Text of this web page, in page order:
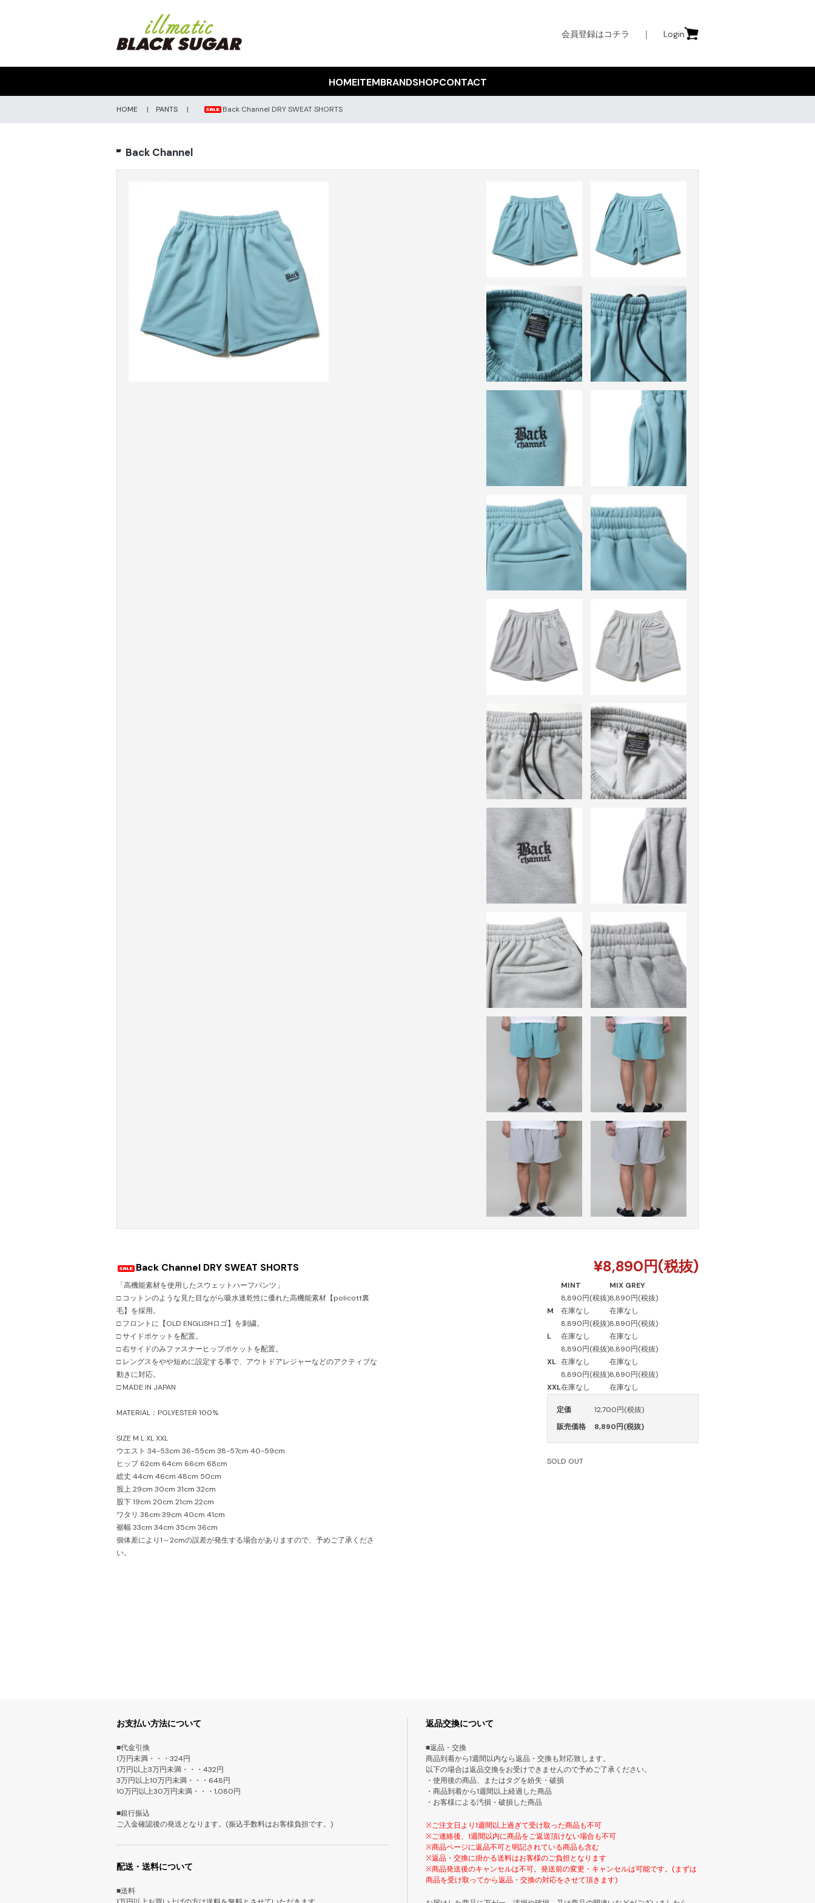
会員登録はコチラ ｜ Login
HOMEITEMBRANDSHOPCONTACT
HOME | PANTS | Back Channel DRY SWEAT SHORTS
Back Channel
Back Channel DRY SWEAT SHORTS ¥8,890円(税抜)
「高機能素材を使用したスウェットハーフパンツ」
□ コットンのような見た目ながら吸水速乾性に優れた高機能素材【policott裏
毛】を採用。
□ フロントに【OLD ENGLISHロゴ】を刺繍。
□ サイドポケットを配置。
□ 右サイドのみファスナーヒップポケットを配置。
□ レングスをやや短めに設定する事で、アウトドアレジャーなどのアクティブな
動きに対応。
□ MADE IN JAPAN
MATERIAL：POLYESTER 100%
SIZE M L XL XXL
ウエスト 34-53cm 36-55cm 38-57cm 40-59cm
ヒップ 62cm 64cm 66cm 68cm
総丈 44cm 46cm 48cm 50cm
股上 29cm 30cm 31cm 32cm
股下 19cm 20cm 21cm 22cm
ワタリ 38cm 39cm 40cm 41cm
裾幅 33cm 34cm 35cm 36cm
個体差により1～2cmの誤差が発生する場合がありますので、予めご了承くださ
い。
MINT MIX GREY
M
8,890円(税抜)
在庫なし
8,890円(税抜)
在庫なし
L
8,890円(税抜)
在庫なし
8,890円(税抜)
在庫なし
XL
8,890円(税抜)
在庫なし
8,890円(税抜)
在庫なし
XXL
8,890円(税抜)
在庫なし
8,890円(税抜)
在庫なし
定価
12,700円(税抜)
販売価格
8,890円(税抜)
SOLD OUT
お支払い方法について
■代金引換
1万円未満・・・324円
1万円以上3万円未満・・・432円
3万円以上10万円未満・・・648円
10万円以上30万円未満・・・1,080円
■銀行振込
ご入金確認後の発送となります。(振込手数料はお客様負担です。)
配送・送料について
■送料
返品交換について
■返品・交換
商品到着から1週間以内なら返品・交換も対応致します。
以下の場合は返品交換をお受けできませんので予めご了承ください。
・使用後の商品、またはタグを紛失・破損
・商品到着から1週間以上経過した商品
・お客様による汚損・破損した商品
※ご注文日より1週間以上過ぎて受け取った商品も不可
※ご連絡後、1週間以内に商品をご返送頂けない場合も不可
※商品ページに返品不可と明記されている商品も含む
※返品・交換に掛かる送料はお客様のご負担となります
※商品発送後のキャンセルは不可。発送前の変更・キャンセルは可能です。(まずは
商品を受け取ってから返品・交換の対応をさせて頂きます)